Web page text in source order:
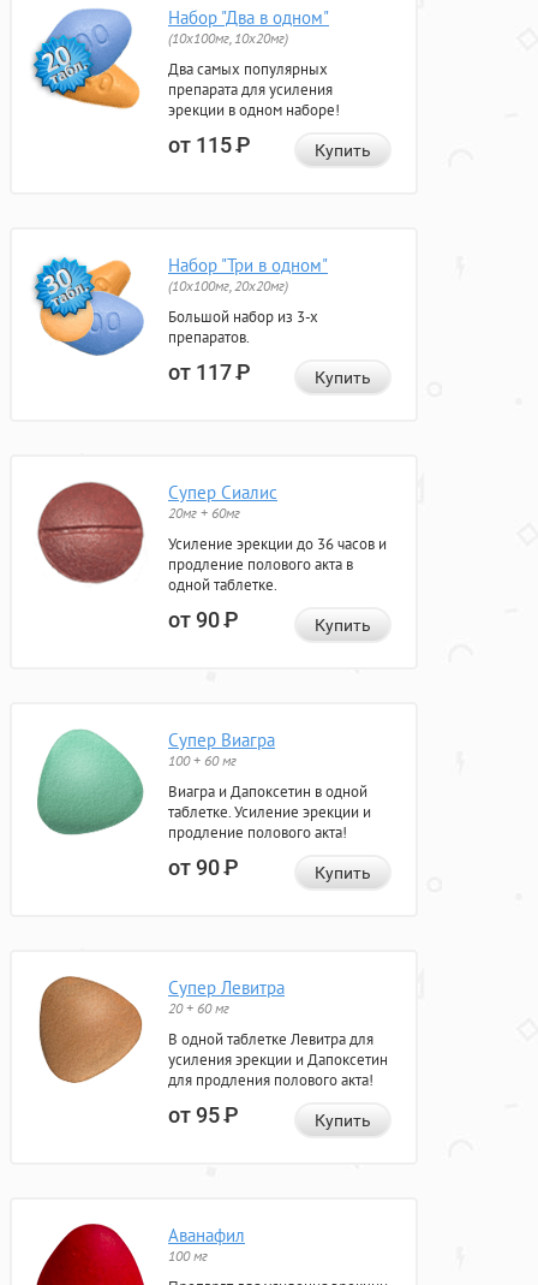
Набор "Два в одном"
(10x100мг, 10x20мг)
Два самых популярных
препарата для усиления
эрекции в одном наборе!
от 115Р Купить
Набор "Три в одном"
(10x100мг, 20x20мг)
Большой набор из 3-х
препаратов.
от 117Р Купить
Супер Сиалис
20мг + 60мг
Усиление эрекции до 36 часов и
продление полового акта в
одной таблетке.
от 90Р Купить
Супер Виагра
100 + 60 мг
Виагра и Дапоксетин в одной
таблетке. Усиление эрекции и
продление полового акта!
от 90Р Купить
Супер Левитра
20 + 60 мг
В одной таблетке Левитра для
усиления эрекции и Дапоксетин
для продления полового акта!
от 95Р Купить
Аванафил
100 мг